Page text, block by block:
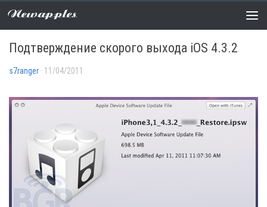
Newapples
СЛУХИ 4 COMMENTS
Подтверждение скорого выхода iOS 4.3.2
s7ranger · 11/04/2011